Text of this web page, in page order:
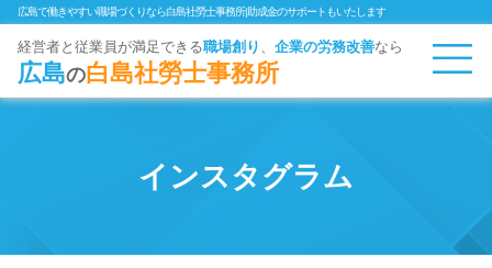
広島で働きやすい職場づくりなら白島社勞士事務所|助成金のサポートもいたします
経営者と従業員が満足できる職場創り 企業の労務改善なら
広島の白島社勞士事務所
インスタグラム